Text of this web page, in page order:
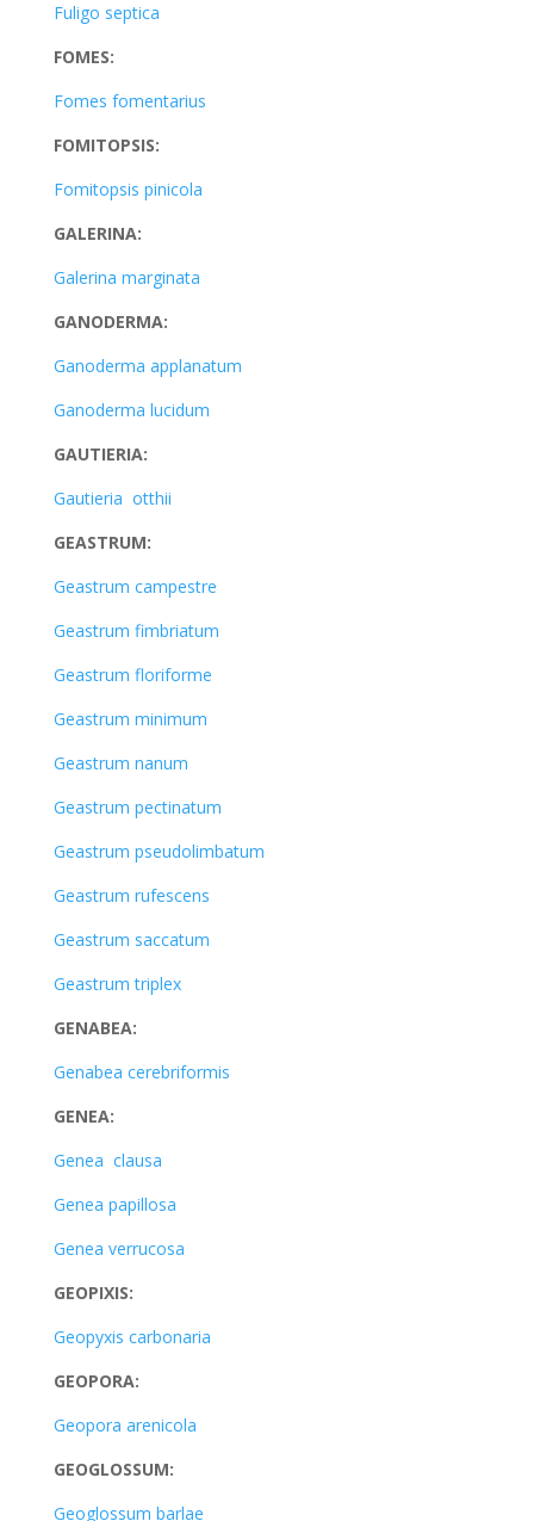
Fuligo septica
FOMES:
Fomes fomentarius
FOMITOPSIS:
Fomitopsis pinicola
GALERINA:
Galerina marginata
GANODERMA:
Ganoderma applanatum
Ganoderma lucidum
GAUTIERIA:
Gautieria otthii
GEASTRUM:
Geastrum campestre
Geastrum fimbriatum
Geastrum floriforme
Geastrum minimum
Geastrum nanum
Geastrum pectinatum
Geastrum pseudolimbatum
Geastrum rufescens
Geastrum saccatum
Geastrum triplex
GENABEA:
Genabea cerebriformis
GENEA:
Genea clausa
Genea papillosa
Genea verrucosa
GEOPIXIS:
Geopyxis carbonaria
GEOPORA:
Geopora arenicola
GEOGLOSSUM:
Geoglossum barlae